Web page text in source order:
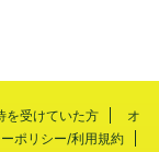
を受けていた方
オ
ポリシー/利用規約